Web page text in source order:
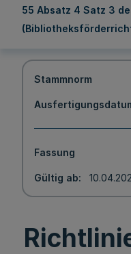
55 Absatz 4 Satz 3
Stammnorm
Fassung
Gültig ab